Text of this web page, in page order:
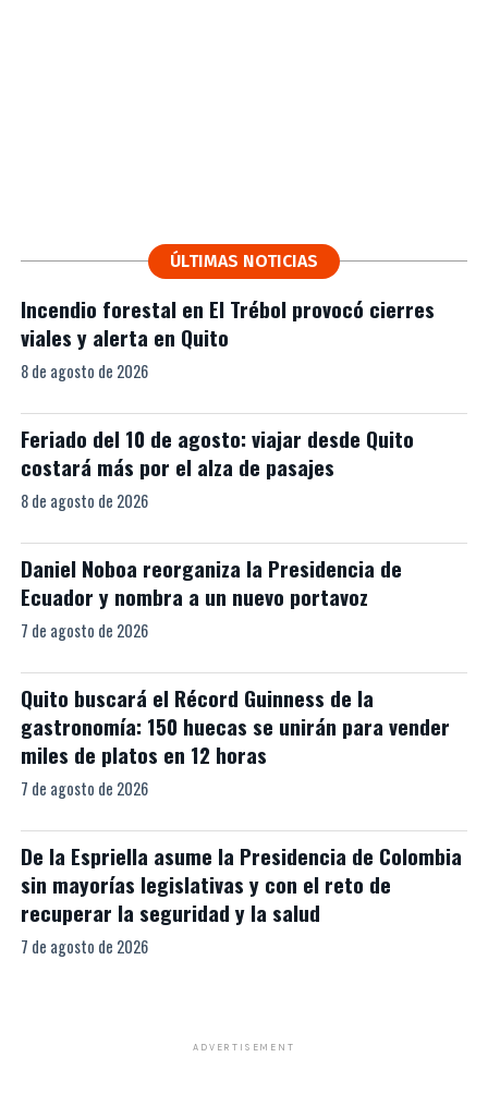
ÚLTIMAS NOTICIAS
Incendio forestal en El Trébol provocó cierres
viales y alerta en Quito
8 de agosto de 2026
Feriado del 10 de agosto: viajar desde Quito
costará más por el alza de pasajes
8 de agosto de 2026
Daniel Noboa reorganiza la Presidencia de
Ecuador y nombra a un nuevo portavoz
7 de agosto de 2026
Quito buscará el Récord Guinness de la
gastronomía: 150 huecas se unirán para vender
miles de platos en 12 horas
7 de agosto de 2026
De la Espriella asume la Presidencia de Colombia
sin mayorías legislativas y con el reto de
recuperar la seguridad y la salud
7 de agosto de 2026
ADVERTISEMENT